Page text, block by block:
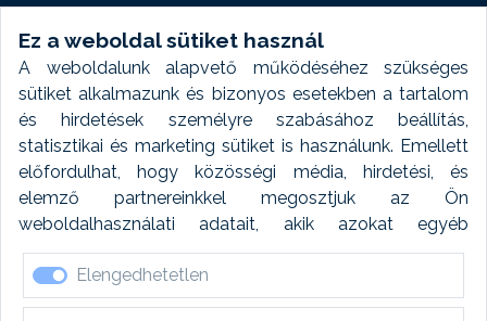
Ez a weboldal sütiket használ
A weboldalunk alapvető működéséhez szükséges
sütiket alkalmazunk és bizonyos esetekben a tartalom
és hirdetések személyre szabásához beállítás,
statisztikai és marketing sütiket is használunk. Emellett
előfordulhat, hogy közösségi média, hirdetési, és
elemző partnereinkkel megosztjuk az Ön
weboldalhasználati adatait, akik azokat egyéb
forrásokból gyűjtött adatokkal kombinálhatják. A sütik
elfogadásával kapcsolatosan naplózást végzünk és
ezen adatokat 6 hónap után automatikusan töröljük. A
Elengedhetetlen
Weboldal modul
Fényképtár extra modul
Autómosó modul
Feladatütemezés